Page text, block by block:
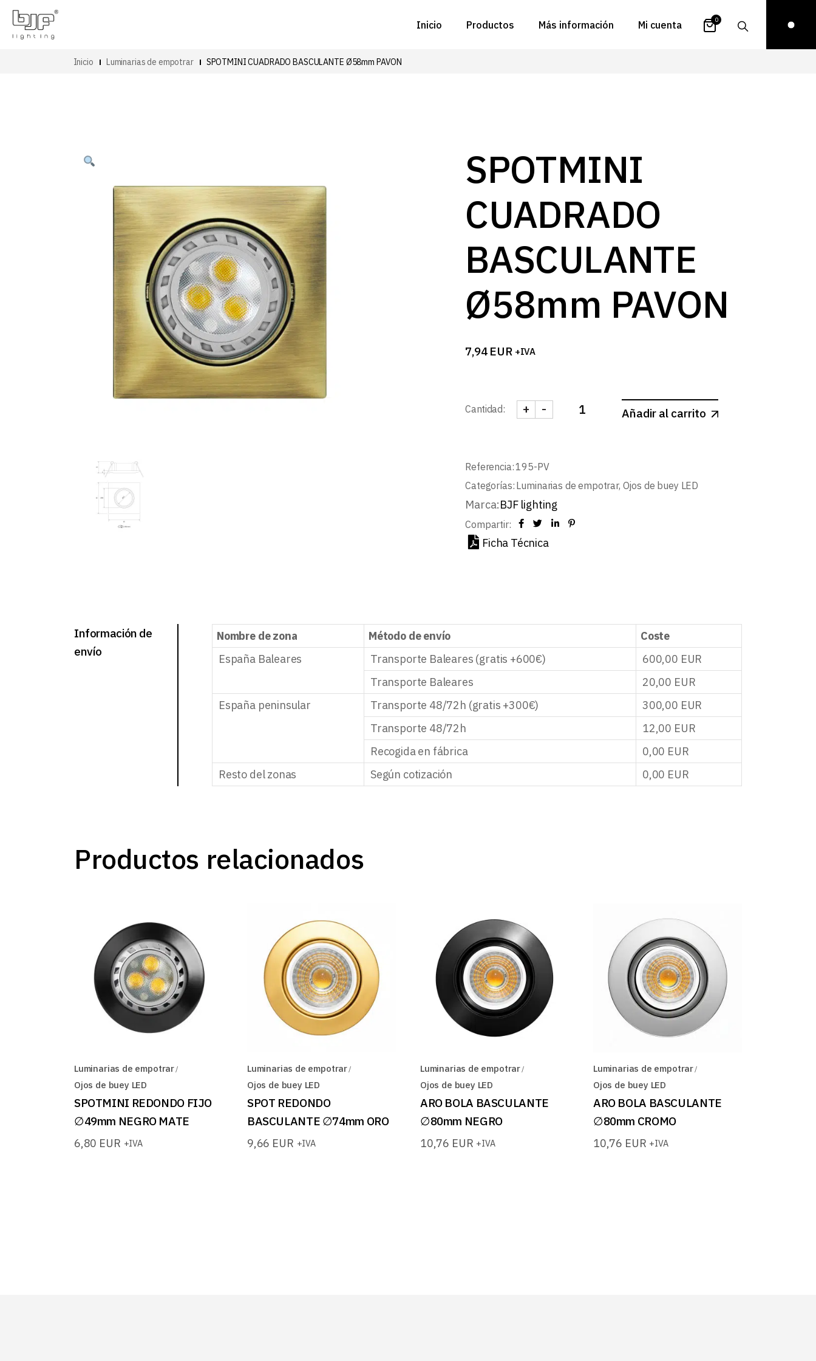
Inicio Productos Más información
FAQs
Proyectos
Zona de inspiración
Blog
Mi cuenta
contraseña
0
Inicio Luminarias de empotrar SPOTMINI CUADRADO BASCULANTE Ø58mm PAVON
SPOTMINI
CUADRADO
BASCULANTE
Ø58mm PAVON
7,94 EUR +IVA
Cantidad: SPOTMINI CUADRADO BASCULANTE Ø58mm PAVON
-
+ Añadir al carrito
Referencia:195-PV
Categorías: Luminarias de empotrar, Ojos de buey LED
Marca:BJF lighting
Compartir:
Ficha Técnica
Información de
envío
Nombre de zona Método de envío
Coste
España Baleares
Transporte Baleares (gratis +600€) 600,00 EUR
Transporte Baleares
20,00 EUR
España peninsular
Transporte 48/72h (gratis +300€) 300,00 EUR
Transporte 48/72h
12,00 EUR
Recogida en fábrica
0,00 EUR
Resto del zonas
Según cotización 0,00 EUR
Productos relacionados
Luminarias de empotrar
Ojos de buey LED
SPOTMINI REDONDO FIJO
∅49mm NEGRO MATE
6,80 EUR +IVA
Luminarias de empotrar
Ojos de buey LED
SPOT REDONDO
BASCULANTE ∅74mm ORO
9,66 EUR +IVA
Luminarias de empotrar
Ojos de buey LED
ARO BOLA BASCULANTE
∅80mm NEGRO
10,76 EUR +IVA
Luminarias de empotrar
Ojos de buey LED
ARO BOLA BASCULANTE
∅80mm CROMO
10,76 EUR +IVA